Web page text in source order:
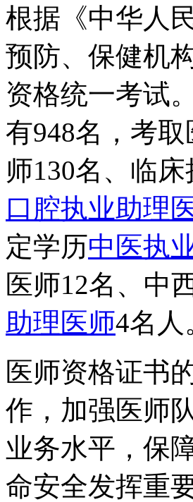
根据《中华人
预防、保健机
资格统一考试
有948名，考
师130名、临
口腔执业助理
定学历中医执
医师12名、中
助理医师4名人
医师资格证书
作，加强医师
业务水平，保
命安全发挥重